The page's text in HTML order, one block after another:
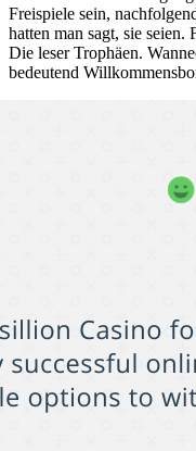
Freispiele sein,
hatten man sagt, sie seien.
Die leser Trophäen.
bedeutend